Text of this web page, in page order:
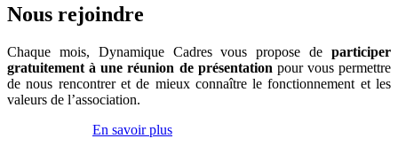
Nous rejoindre
Chaque mois, Dynamique Cadres vous propose de participer
gratuitement à une réunion de présentation pour vous permettre
de nous rencontrer et de mieux connaître le fonctionnement et les
valeurs de l’association.
En savoir plus